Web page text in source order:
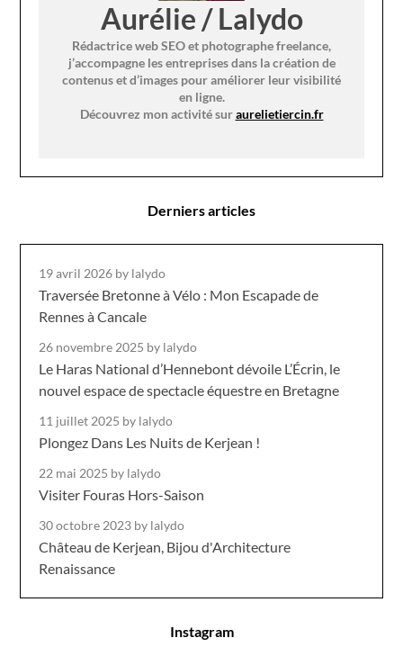
Aurélie / Lalydo
Rédactrice web SEO et photographe freelance,
j’accompagne les entreprises dans la création de
contenus et d’images pour améliorer leur visibilité
en ligne.
Découvrez mon activité suraurelietiercin.fr
Derniers articles
19 avril 2026 by lalydo
Traversée Bretonne à Vélo : Mon Escapade de
Rennes à Cancale
26 novembre 2025 by lalydo
Le Haras National d’Hennebont dévoile L’Écrin, le
nouvel espace de spectacle équestre en Bretagne
11 juillet 2025 by lalydo
Plongez Dans Les Nuits de Kerjean !
22 mai 2025 by lalydo
Visiter Fouras Hors-Saison
30 octobre 2023 by lalydo
Château de Kerjean, Bijou d'Architecture
Renaissance
Instagram